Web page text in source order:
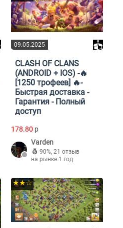
09.05.2025
CLASH OF CLANS
(ANDROID + IOS) -🔥
[1250 трофеев] 🔥-
Быстрая доставка -
Гарантия - Полный
доступ
178.80 p
Varden
90%, 21 отзыв
на рынке 1 год
★★☆